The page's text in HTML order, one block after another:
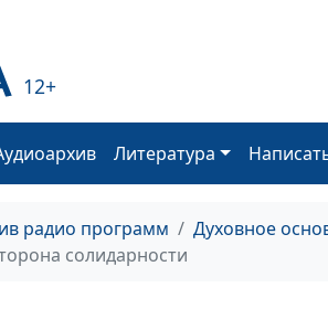
12+
Литература
радио программ Духовное
солидарности